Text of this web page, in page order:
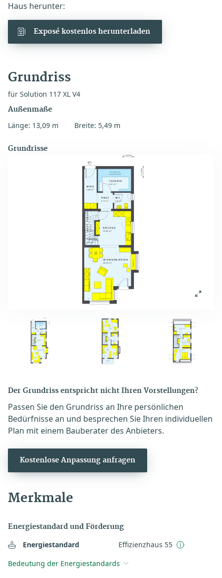
Haus herunter:
Exposé kostenlos herunterladen
Grundriss
für Solution 117 XL V4
Außenmaße
Länge: 13,09 m Breite: 5,49 m
Grundrisse
Der Grundriss entspricht nicht Ihren Vorstellungen?
Passen Sie den Grundriss an Ihre persönlichen
Bedürfnisse an und besprechen Sie Ihren individuellen
Plan mit einem Bauberater des Anbieters.
Kostenlose Anpassung anfragen
Merkmale
Energiestandard und Förderung
Energiestandard
Effizienzhaus 55
Bedeutung der Energiestandards